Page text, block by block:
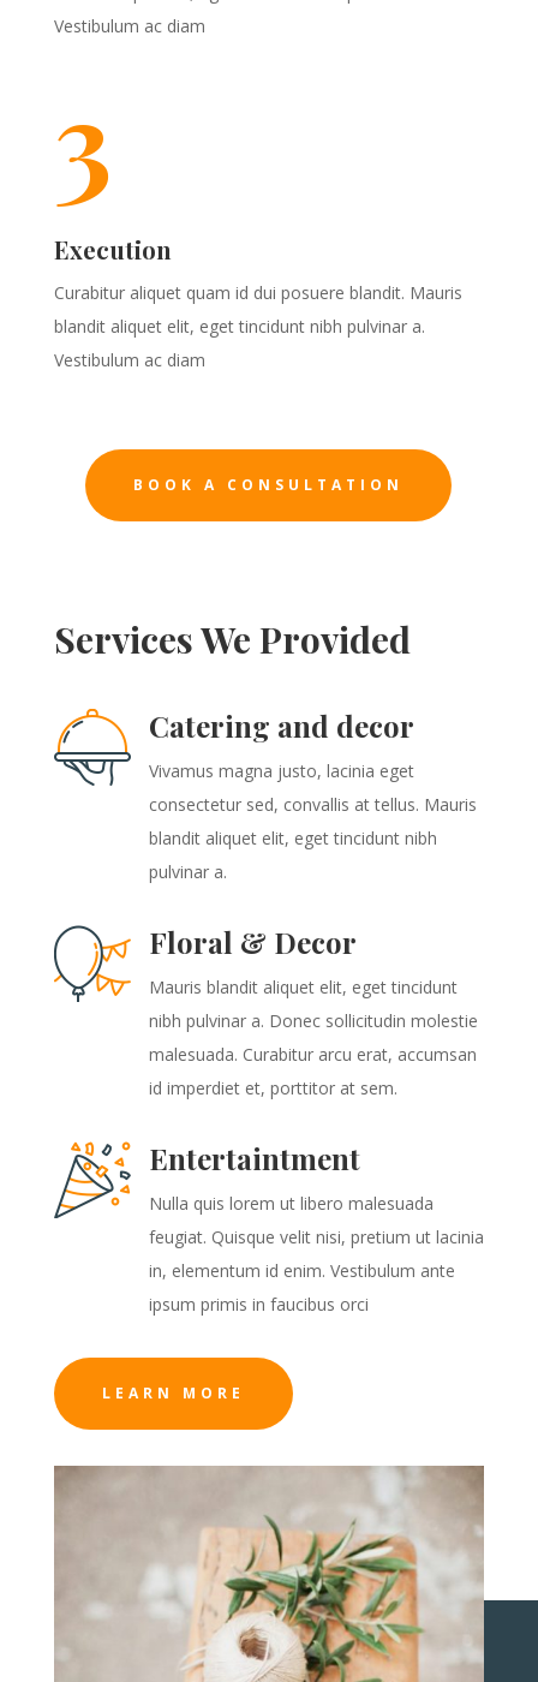
Vestibulum ac diam
3
Execution
Curabitur aliquet quam id dui posuere blandit. Mauris
blandit aliquet elit, eget tincidunt nibh pulvinar a.
Vestibulum ac diam
BOOK A CONSULTATION
Services We Provided
Catering and decor
Vivamus magna justo, lacinia eget
consectetur sed, convallis at tellus. Mauris
blandit aliquet elit, eget tincidunt nibh
pulvinar a.
Floral & Decor
Mauris blandit aliquet elit, eget tincidunt
nibh pulvinar a. Donec sollicitudin molestie
malesuada. Curabitur arcu erat, accumsan
id imperdiet et, porttitor at sem.
Entertaintment
Nulla quis lorem ut libero malesuada
feugiat. Quisque velit nisi, pretium ut lacinia
in, elementum id enim. Vestibulum ante
ipsum primis in faucibus orci
LEARN MORE